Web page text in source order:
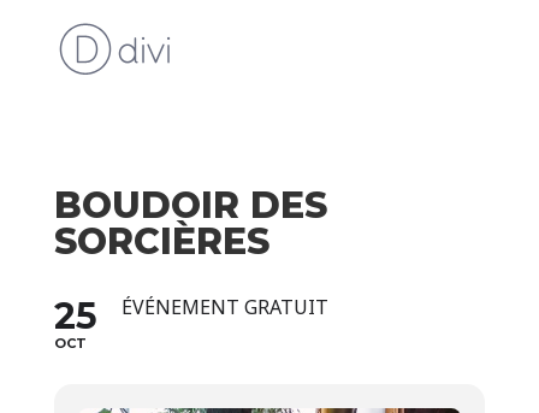
BOUDOIR DES
SORCIÈRES
25
OCT
ÉVÉNEMENT GRATUIT